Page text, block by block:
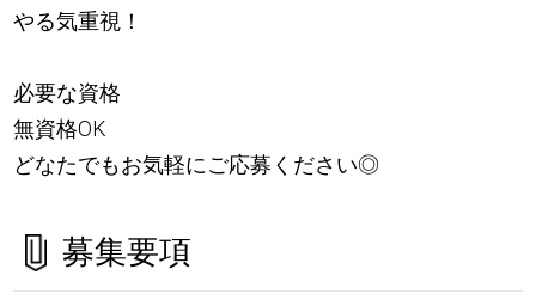
やる気重視！
必要な資格
無資格OK
どなたでもお気軽にご応募ください◎
募集要項